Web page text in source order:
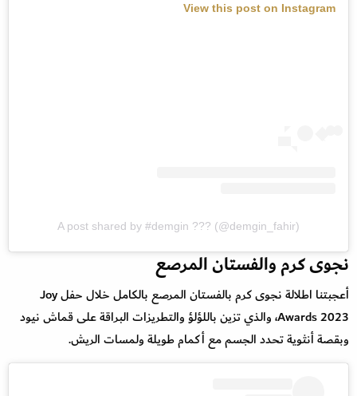
View this post on Instagram
A post shared by #demgin ??? (@demgin_fahir)
نجوى كرم والفستان المرصع
أعجبتنا اطلالة نجوى كرم بالفستان المرصع بالكامل خلال حفل Joy
Awards 2023، والذي تزين باللؤلؤ والتطريزات البراقة على قماش نيود
وبقصة أنثوية تحدد الجسم مع أكمام طويلة ولمسات الريش.